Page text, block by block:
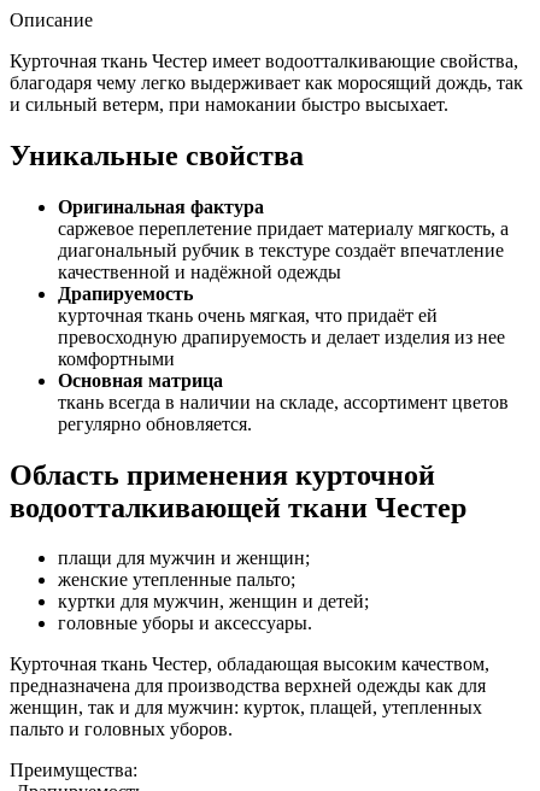
Описание
Курточная ткань Честер имеет водоотталкивающие свойства,
благодаря чему легко выдерживает как моросящий дождь, так
и сильный ветерм, при намокании быстро высыхает.
Уникальные свойства
Оригинальная фактура
саржевое переплетение придает материалу мягкость, а
диагональный рубчик в текстуре создаёт впечатление
качественной и надёжной одежды
Драпируемость
курточная ткань очень мягкая, что придаёт ей
превосходную драпируемость и делает изделия из нее
комфортными
Основная матрица
ткань всегда в наличии на складе, ассортимент цветов
регулярно обновляется.
Область применения курточной
водоотталкивающей ткани Честер
плащи для мужчин и женщин;
женские утепленные пальто;
куртки для мужчин, женщин и детей;
головные уборы и аксессуары.
Курточная ткань Честер, обладающая высоким качеством,
предназначена для производства верхней одежды как для
женщин, так и для мужчин: курток, плащей, утепленных
пальто и головных уборов.
Преимущества: